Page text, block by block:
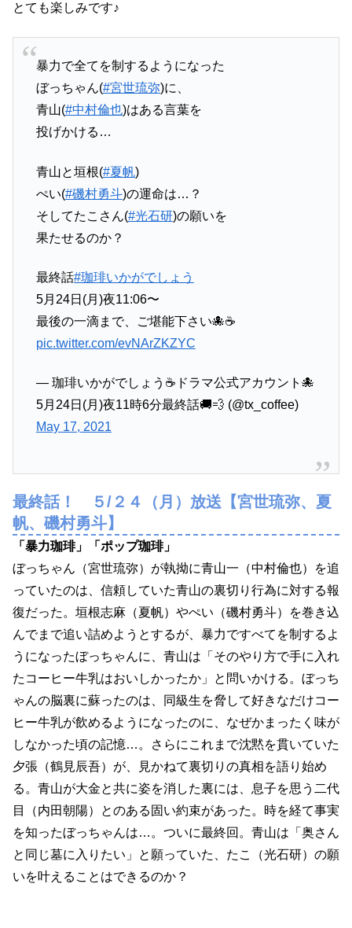
とても楽しみです♪
暴力で全てを制するようになった
ぼっちゃん(#宮世琉弥)に、
青山(#中村倫也)はある言葉を
投げかける…
青山と垣根(#夏帆)
ぺい(#磯村勇斗)の運命は…？
そしてたこさん(#光石研)の願いを
果たせるのか？
最終話#珈琲いかがでしょう
5月24日(月)夜11:06〜
最後の一滴まで、ご堪能下さい🐙☕️
pic.twitter.com/evNArZKZYC
— 珈琲いかがでしょう☕️ドラマ公式アカウント🐙
5月24日(月)夜11時6分最終話🚚💨 (@tx_coffee)
May 17, 2021
最終話！ ５/２４（月）放送【宮世琉弥、夏
帆、磯村勇斗】
「暴力珈琲」「ポップ珈琲」
ぼっちゃん（宮世琉弥）が執拗に青山一（中村倫也）を追
っていたのは、信頼していた青山の裏切り行為に対する報
復だった。垣根志麻（夏帆）やぺい（磯村勇斗）を巻き込
んでまで追い詰めようとするが、暴力ですべてを制するよ
うになったぼっちゃんに、青山は「そのやり方で手に入れ
たコーヒー牛乳はおいしかったか」と問いかける。ぼっち
ゃんの脳裏に蘇ったのは、同級生を脅して好きなだけコー
ヒー牛乳が飲めるようになったのに、なぜかまったく味が
しなかった頃の記憶…。さらにこれまで沈黙を貫いていた
夕張（鶴見辰吾）が、見かねて裏切りの真相を語り始め
る。青山が大金と共に姿を消した裏には、息子を思う二代
目（内田朝陽）とのある固い約束があった。時を経て事実
を知ったぼっちゃんは…。ついに最終回。青山は「奥さん
と同じ墓に入りたい」と願っていた、たこ（光石研）の願
いを叶えることはできるのか？